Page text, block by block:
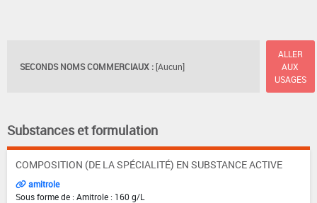
SECONDS NOMS COMMERCIAUX : [Aucun]
ALLER
AUX
USAGES
Substances et formulation
COMPOSITION (DE LA SPÉCIALITÉ) EN SUBSTANCE ACTIVE
amitrole
Sous forme de : Amitrole : 160 g/L